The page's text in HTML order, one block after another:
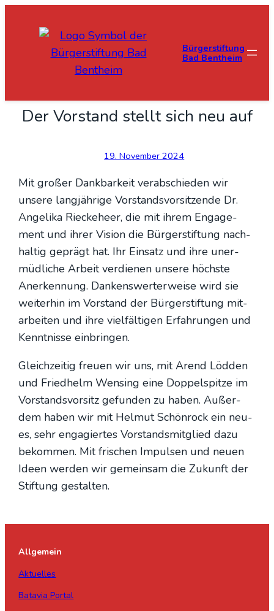
Bürgerstiftung
Bad Bentheim
Der Vor­stand stellt sich neu auf
19. November 2024
Mit gro­ßer Dank­bar­keit ver­ab­schie­den wir
unse­re lang­jäh­ri­ge Vor­stands­vor­sit­zen­de Dr.
Ange­li­ka Rieck­e­heer, die mit ihrem Enga­ge­
ment und ihrer Visi­on die Bür­ger­stif­tung nach­
hal­tig geprägt hat. Ihr Ein­satz und ihre uner­
müd­li­che Arbeit ver­die­nen unse­re höchs­te
Aner­ken­nung. Dan­kens­wer­ter­wei­se wird sie
wei­ter­hin im Vor­stand der Bür­ger­stif­tung mit­
ar­bei­ten und ihre viel­fäl­ti­gen Erfah­run­gen und
Kennt­nis­se ein­brin­gen.
Gleich­zei­tig freu­en wir uns, mit Are­nd Löd­den
und Fried­helm Wen­sing eine Dop­pel­spit­ze im
Vor­stands­vor­sitz gefun­den zu haben. Außer­
dem haben wir mit Hel­mut Schön­rock ein neu­
es, sehr enga­gier­tes Vor­stands­mit­glied dazu
bekom­men. Mit fri­schen Impul­sen und neu­en
Ideen wer­den wir gemein­sam die Zukunft der
Stif­tung gestal­ten.
Allgemein
Aktuelles
Batavia Portal